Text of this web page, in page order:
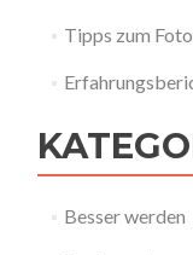
Tipps zum
Besser werden